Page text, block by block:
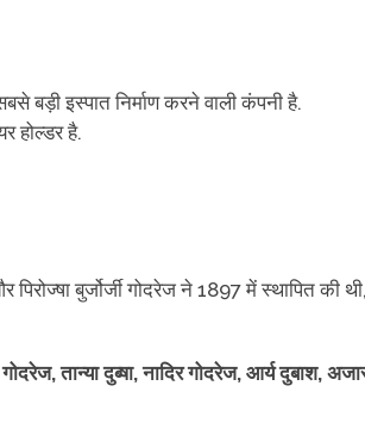
इस्पात निर्माण करने वाली कंपनी है.
होल्डर है.
बुर्जोर्जी गोदरेज ने 1897 में स्थापित की थी,
तान्या दुब्षा, नादिर गोदरेज, आर्य दुबाश,